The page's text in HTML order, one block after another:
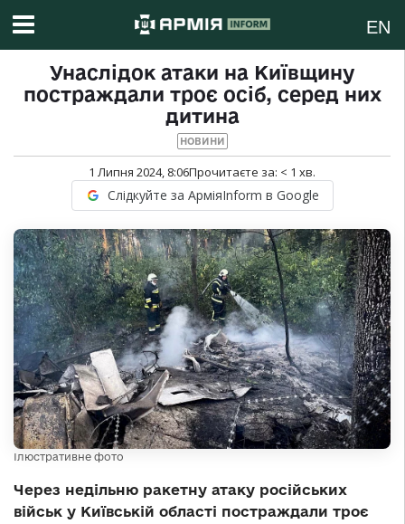
EN
Унаслідок атаки на Київщину
постраждали троє осіб, серед них
дитина
НОВИНИ
1 Липня 2024, 8:06Прочитаєте за: < 1 хв.
Слідкуйте за АрміяInform в Google
Ілюстративне фото
Через недільню ракетну атаку російських
військ у Київській області постраждали троє